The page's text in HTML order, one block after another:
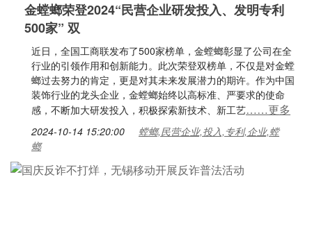
金螳螂荣登2024“民营企业研发投入、发明专利
500家” 双
近日，全国工商联发布了500家榜单，金螳螂彰显了公司在全
行业的引领作用和创新能力。此次荣登双榜单，不仅是对金螳
螂过去努力的肯定，更是对其未来发展潜力的期许。作为中国
装饰行业的龙头企业，金螳螂始终以高标准、严要求的使命
感，不断加大研发投入，积极探索新技术、新工艺……更多
2024-10-14 15:20:00
螳螂,民营企业,投入,专利,企业,螳
螂